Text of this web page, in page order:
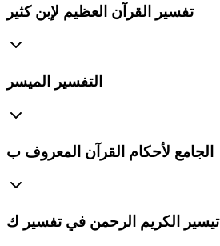
تفسير القرآن العظيم لإبن كثير
التفسير الميسر
الجامع لأحكام القرآن المعروف ب
تيسير الكريم الرحمن في تفسير ك